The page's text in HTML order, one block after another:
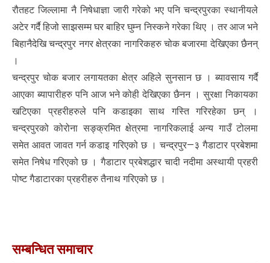
रौतहट जिल्लामा नै निषेधाज्ञा जारी गरेको भए पनि चन्द्रपुरका स्थानीयले
अटेर गर्दै हिजो साझसम्म घर बाहिर घुम्न निस्कने गरेका थिए । तर आज भने
बिहानैदेखि चन्द्रपुर नगर क्षेत्रका नागरिकहरु चोक बजारमा देखिएका छैनन्
।
चन्द्रपुर चोक बजार लगायतका क्षेत्र अहिले सुनसान छ । ब्यावसाय गर्दै
आएका ब्यापारीहरु पनि आज भने कोही देखिएका छैनन । सुरक्षा निकायका
खटिएका प्रहरीहरुले पनि कडाइका साथ गस्ति गरिरहेका छन् ।
चन्द्रपुरको कोरोना सङ्क्रमित क्षेत्रमा नागरिकलाई अन्य गाउँ टोलमा
समेत आवत जावत गर्न कडाइ गरिएको छ । चन्द्रपुर—३ गैडाटार प्रबेशमा
समेत निषेध गरिएको छ । गैडाटार प्रबेशद्धार चादी नदीमा अस्थायी प्रहरी
पोष्ट गैडाटारका प्रहरीहरु तैनाथ गरिएको छ ।
सम्बन्धित समाचार